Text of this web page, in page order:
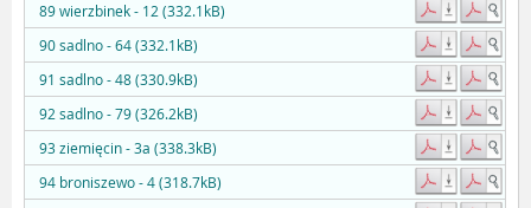
89 wierzbinek - 12 (332.1kB)
90 sadlno - 64 (332.1kB)
91 sadlno - 48 (330.9kB)
92 sadlno - 79 (326.2kB)
93 ziemięcin - 3a (338.3kB)
94 broniszewo - 4 (318.7kB)